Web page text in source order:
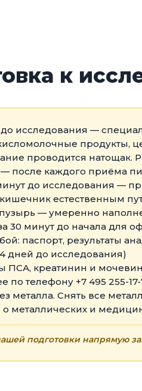
к
до исследования —
продукты,
проводится
— после каждого приёма
до исследования —
естественным
— умеренно
30 минут до начала для
паспорт, результаты
дней до исследования)
ПСА, креатинин и
по телефону +7 495 255-17-
металла. Снять все
металлических и
подготовки напрямую